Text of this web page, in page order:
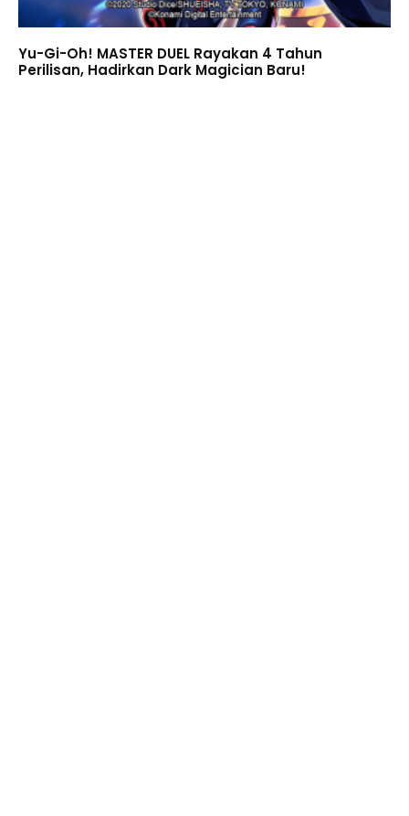
Yu-Gi-Oh! MASTER DUEL Rayakan 4 Tahun
Perilisan, Hadirkan Dark Magician Baru!